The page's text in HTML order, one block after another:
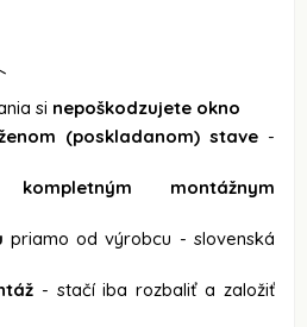
si nepoškodzujete okno
(poskladanom) stave -
kompletným montážnym
priamo od výrobcu - slovenská
- stačí iba rozbaliť a založiť